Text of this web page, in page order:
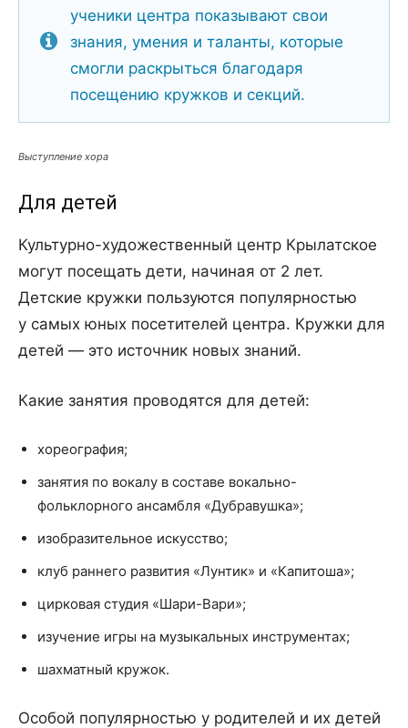
ученики центра показывают свои
знания, умения и таланты, которые
смогли раскрыться благодаря
посещению кружков и секций.
Выступление хора
Для детей
Культурно-художественный центр Крылатское
могут посещать дети, начиная от 2 лет.
Детские кружки пользуются популярностью
у самых юных посетителей центра. Кружки для
детей — это источник новых знаний.
Какие занятия проводятся для детей:
хореография;
занятия по вокалу в составе вокально-
фольклорного ансамбля «Дубравушка»;
изобразительное искусство;
клуб раннего развития «Лунтик» и «Капитоша»;
цирковая студия «Шари-Вари»;
изучение игры на музыкальных инструментах;
шахматный кружок.
Особой популярностью у родителей и их детей